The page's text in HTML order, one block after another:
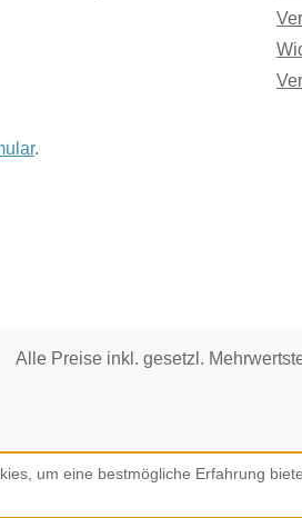
.
Alle Preise inkl. gesetzl.
um eine bestmögliche Erfahrung